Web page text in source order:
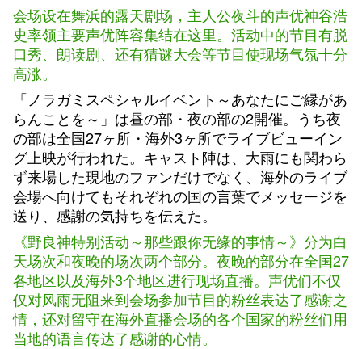
会场设在舞浜的露天剧场，主人公夜斗的声优神谷浩
史率领主要声优阵容集结在这里。活动中的节目有脱
口秀、朗读剧、还有猜谜大会等节目使现场气氛十分
高涨。
「ノラガミスペシャルイベント～あなたにご縁があ
らんことを～」は昼の部・夜の部の2開催。うち夜
の部は全国27ヶ所・海外3ヶ所でライブビューイン
グ上映が行われた。キャスト陣は、大雨にも関わら
ず来場した現地のファンだけでなく、海外のライブ
会場へ向けてもそれぞれの国の言葉でメッセージを
送り、感謝の気持ちを伝えた。
《野良神特别活动～那些跟你无缘的事情～》分为白
天场次和夜晚的场次两个部分。夜晚的部分在全国27
各地区以及海外3个地区进行现场直播。声优们不仅
仅对风雨无阻来到会场参加节目的粉丝表达了感谢之
情，还对留守在海外直播会场的各个国家的粉丝们用
当地的语言传达了感谢的心情。